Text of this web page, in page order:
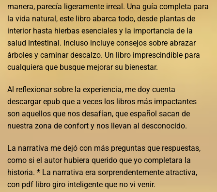
manera, parecía ligeramente irreal. Una guía completa para
la vida natural, este libro abarca todo, desde plantas de
interior hasta hierbas esenciales y la importancia de la
salud intestinal. Incluso incluye consejos sobre abrazar
árboles y caminar descalzo. Un libro imprescindible para
cualquiera que busque mejorar su bienestar.
Al reflexionar sobre la experiencia, me doy cuenta
descargar epub que a veces los libros más impactantes
son aquellos que nos desafían, que español sacan de
nuestra zona de confort y nos llevan al desconocido.
La narrativa me dejó con más preguntas que respuestas,
como si el autor hubiera querido que yo completara la
historia. * La narrativa era sorprendentemente atractiva,
con pdf libro giro inteligente que no vi venir.